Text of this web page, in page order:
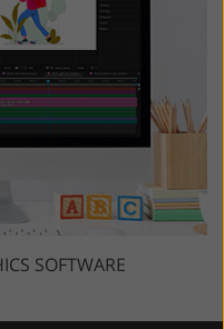
SOFTWARE